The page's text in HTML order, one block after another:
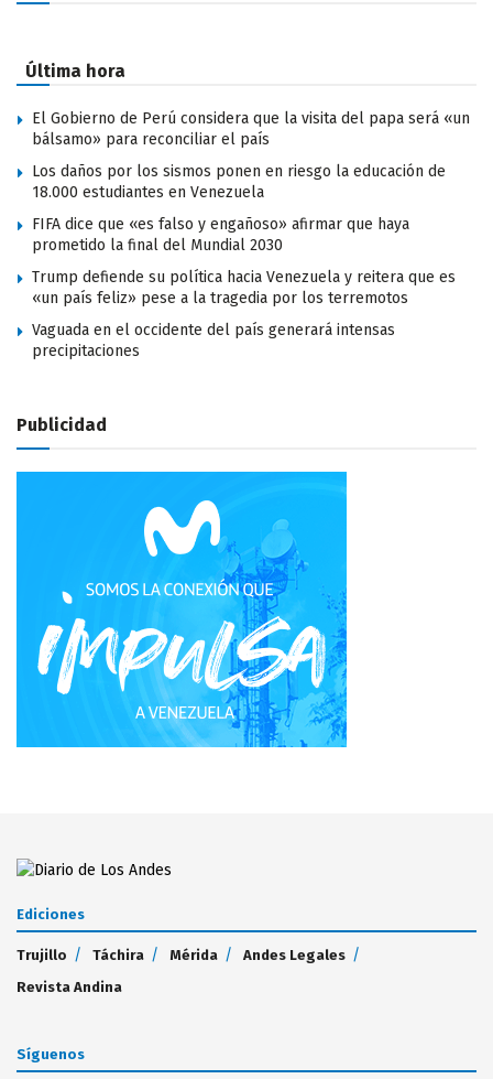
Última hora
El Gobierno de Perú considera que la visita del papa será «un
bálsamo» para reconciliar el país
Los daños por los sismos ponen en riesgo la educación de
18.000 estudiantes en Venezuela
FIFA dice que «es falso y engañoso» afirmar que haya
prometido la final del Mundial 2030
Trump defiende su política hacia Venezuela y reitera que es
«un país feliz» pese a la tragedia por los terremotos
Vaguada en el occidente del país generará intensas
precipitaciones
Publicidad
Ediciones
Trujillo Táchira Mérida
Andes Legales
Revista Andina
Síguenos